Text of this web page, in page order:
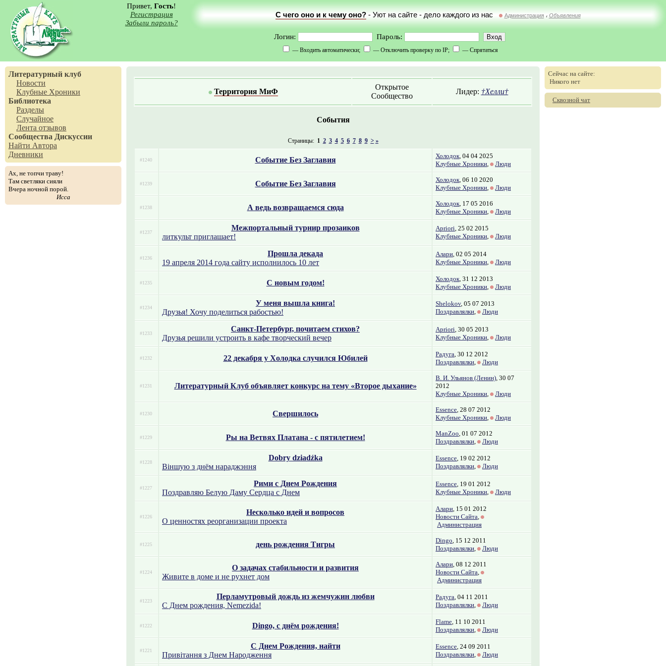
Привет, Гость!
Регистрация
Забыли пароль?
С чего оно и к чему оно?- Уют на сайте - дело каждого из нас Администрация // Объявления
Логин: Пароль:
— Входить автоматически; — Отключить проверку по IP; — Спрятаться
Литературный клуб
Новости
Клубные Хроники
Библиотека
Разделы
Случайное
Лента отзывов
Сообщества Дискуссии
Найти Автора
Дневники
Ах, не топчи траву!
Там светляки сияли
Вчера ночной порой.
Исса
Территория МиФ
Открытое
Сообщество
Лидер: †Хелли†
События
Страницы: 1 2 3 4 5 6 7 8 9 > »
#1240 Событие Без Заглавия Холодок, 04 04 2025
Клубные Хроники, Люди
#1239 Событие Без Заглавия Холодок, 06 10 2020
Клубные Хроники, Люди
#1238 А ведь возвращаемся сюда Холодок, 17 05 2016
Клубные Хроники, Люди
#1237
Межпортальный турнир прозаиков
литкульт приглашает!
Apriori, 25 02 2015
Клубные Хроники, Люди
#1236
Прошла декада
19 апреля 2014 года сайту исполнилось 10 лет
Алари, 02 05 2014
Клубные Хроники, Люди
#1235 С новым годом! Холодок, 31 12 2013
Клубные Хроники, Люди
#1234
У меня вышла книга!
Друзья! Хочу поделиться рабостью!
Shelokov, 05 07 2013
Поздравлялки, Люди
#1233
Санкт-Петербург, почитаем стихов?
Друзья решили устроить в кафе творческий вечер
Apriori, 30 05 2013
Клубные Хроники, Люди
#1232 22 декабря у Холодка случился Юбилей Радуга, 30 12 2012
Поздравлялки, Люди
#1231 Литературный Клуб объявляет конкурс на тему «Второе дыхание»
В. И. Ульянов (Ленин), 30 07
2012
Клубные Хроники, Люди
#1230 Свершилось Essence, 28 07 2012
Клубные Хроники, Люди
#1229 Ры на Ветвях Платана - с пятилетием! ManZoo, 01 07 2012
Поздравлялки, Люди
#1228
Dobry dziadźka
Віншую з днём нараджэння
Essence, 19 02 2012
Поздравлялки, Люди
#1227
Рими с Днем Рождения
Поздравляю Белую Даму Сердца с Днем
Essence, 19 01 2012
Клубные Хроники, Люди
#1226
Несколько идей и вопросов
О ценностях реорганизации проекта
Алари, 15 01 2012
Новости Сайта,
Администрация
#1225 день рождения Тигры Dingo, 15 12 2011
Поздравлялки, Люди
#1224
О задачах стабильности и развития
Живите в доме и не рухнет дом
Алари, 08 12 2011
Новости Сайта,
Администрация
#1223
Перламутровый дождь из жемчужин любви
С Днем рождения, Nemezida!
Радуга, 04 11 2011
Поздравлялки, Люди
#1222 Dingo, с днём рождения! Flame, 11 10 2011
Поздравлялки, Люди
#1221
С Днем Рождения, найти
Привітання з Днем Народження
Essence, 24 09 2011
Поздравлялки, Люди
Сейчас на сайте:
Никого нет
Сквозной чат